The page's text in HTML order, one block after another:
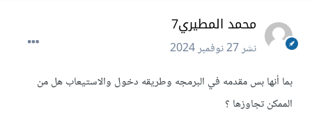
محمد المطيري7
نشر27 نوفمبر 2024
بما أنها بس مقدمه في البرمجه وطريقه دخول والاستيعاب هل من
الممكن تجاوزها ؟